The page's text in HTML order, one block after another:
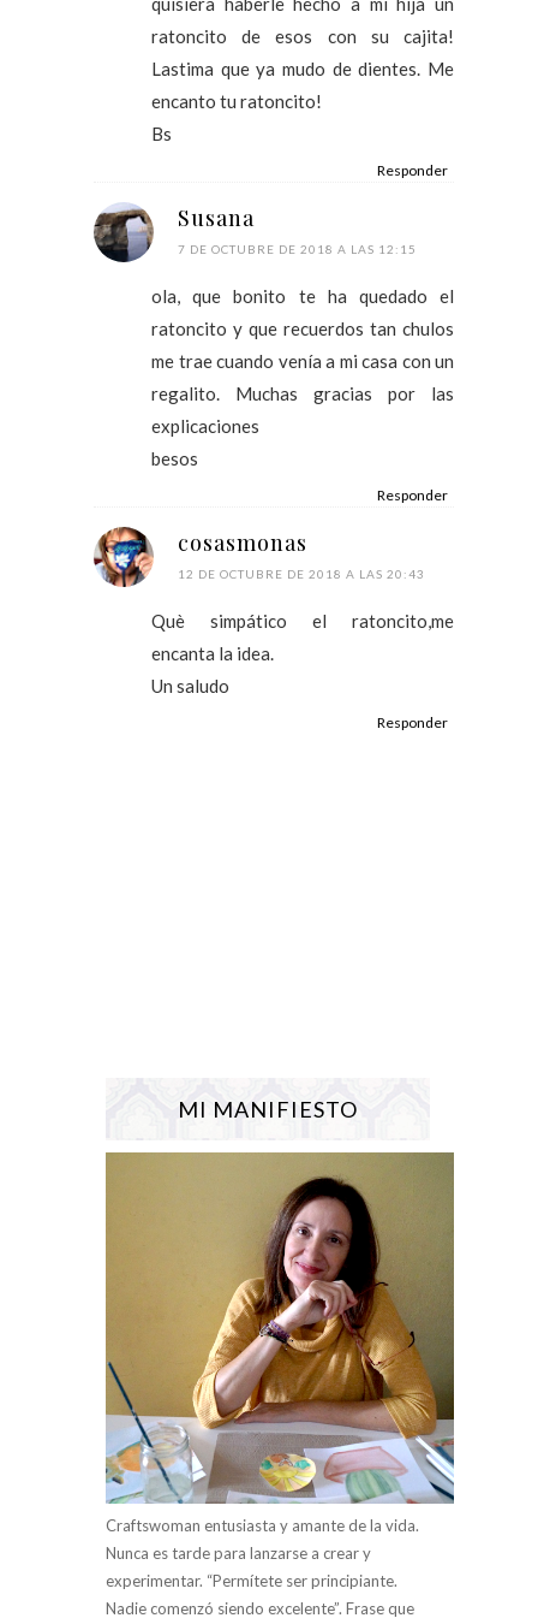
ratoncito de esos con su cajita!
Lastima que ya mudo de dientes. Me
encanto tu ratoncito!
Bs
Responder
Susana
7 DE OCTUBRE DE 2018 A LAS 12:15
ola, que bonito te ha quedado el
ratoncito y que recuerdos tan chulos
me trae cuando venía a mi casa con un
regalito. Muchas gracias por las
explicaciones
besos
Responder
cosasmonas
12 DE OCTUBRE DE 2018 A LAS 20:43
Què simpático el ratoncito,me
encanta la idea.
Un saludo
Responder
MI MANIFIESTO
Craftswoman entusiasta y amante de la vida.
Nunca es tarde para lanzarse a crear y
experimentar. “Permítete ser principiante.
Nadie comenzó siendo excelente”. Frase que